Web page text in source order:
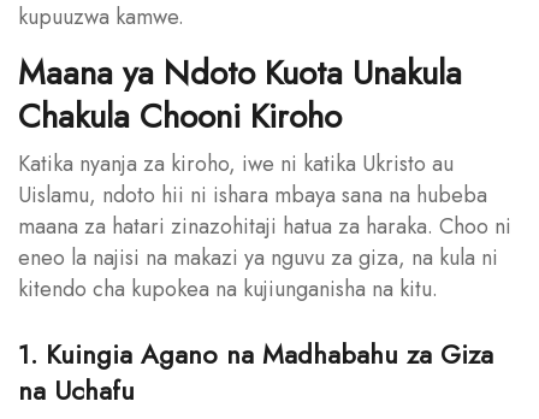
kupuuzwa kamwe.
Maana ya Ndoto Kuota Unakula
Chakula Chooni Kiroho
Katika nyanja za kiroho, iwe ni katika Ukristo au
Uislamu, ndoto hii ni ishara mbaya sana na hubeba
maana za hatari zinazohitaji hatua za haraka. Choo ni
eneo la najisi na makazi ya nguvu za giza, na kula ni
kitendo cha kupokea na kujiunganisha na kitu.
1. Kuingia Agano na Madhabahu za Giza
na Uchafu